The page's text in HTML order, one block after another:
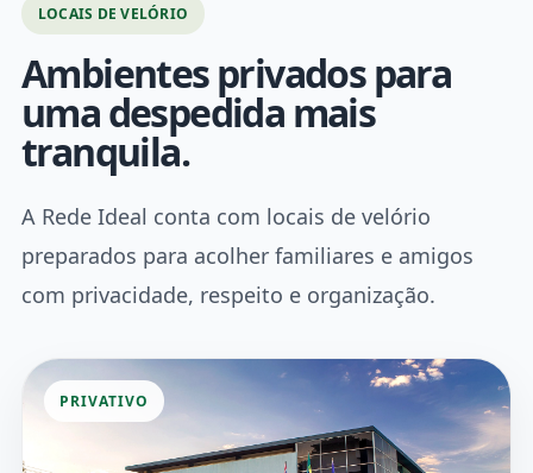
LOCAIS DE VELÓRIO
Ambientes privados para
uma despedida mais
tranquila.
A Rede Ideal conta com locais de velório
preparados para acolher familiares e amigos
com privacidade, respeito e organização.
PRIVATIVO